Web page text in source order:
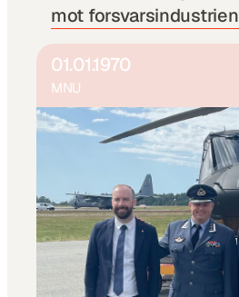
mot forsvarsindustrien
01.01.1970
MNU